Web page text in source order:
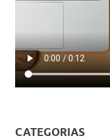
CATEGORIAS